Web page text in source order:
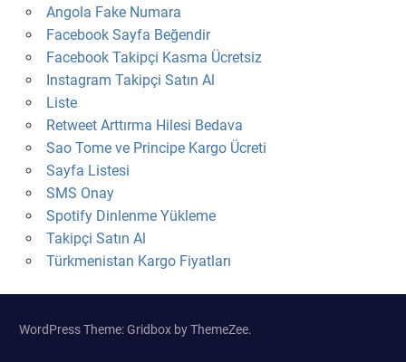
Angola Fake Numara
Facebook Sayfa Beğendir
Facebook Takipçi Kasma Ücretsiz
Instagram Takipçi Satın Al
Liste
Retweet Arttırma Hilesi Bedava
Sao Tome ve Principe Kargo Ücreti
Sayfa Listesi
SMS Onay
Spotify Dinlenme Yükleme
Takipçi Satın Al
Türkmenistan Kargo Fiyatları
WordPress Theme: Gridbox by ThemeZee.